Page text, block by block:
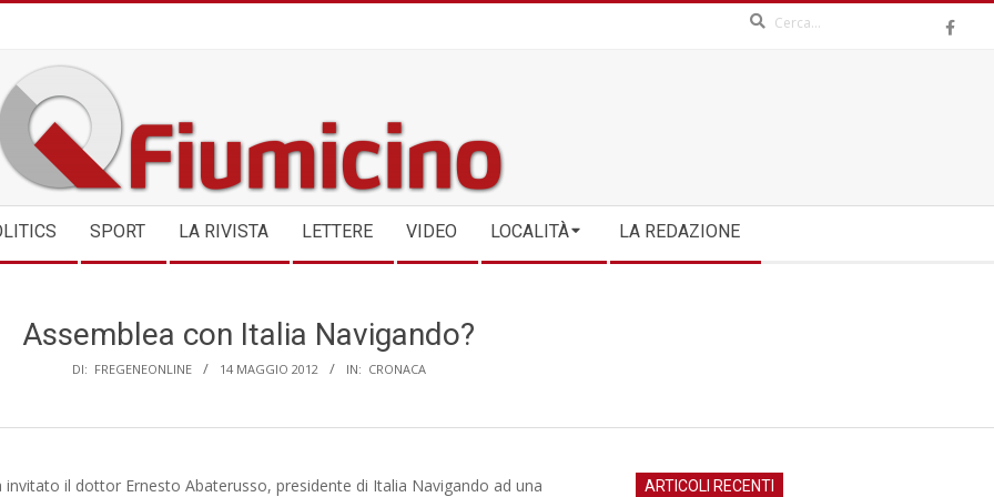
SPORT LA RIVISTA LETTERE VIDEO LOCALITÀ LA REDAZIONE
Assemblea con Italia Navigando?
DI: FREGENEONLINE 14 MAGGIO 2012 IN: CRONACA
invitato il dottor Ernesto Abaterusso, presidente di Italia Navigando ad una
ARTICOLI RECENTI